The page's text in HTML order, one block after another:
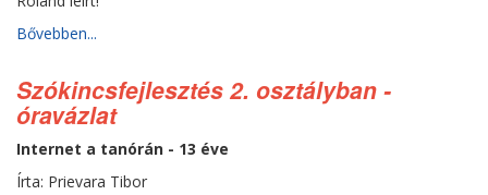
Bővebben...
Szókincsfejlesztés 2. osztályban -
óravázlat
Internet a tanórán - 13 éve
Írta: Prievara Tibor